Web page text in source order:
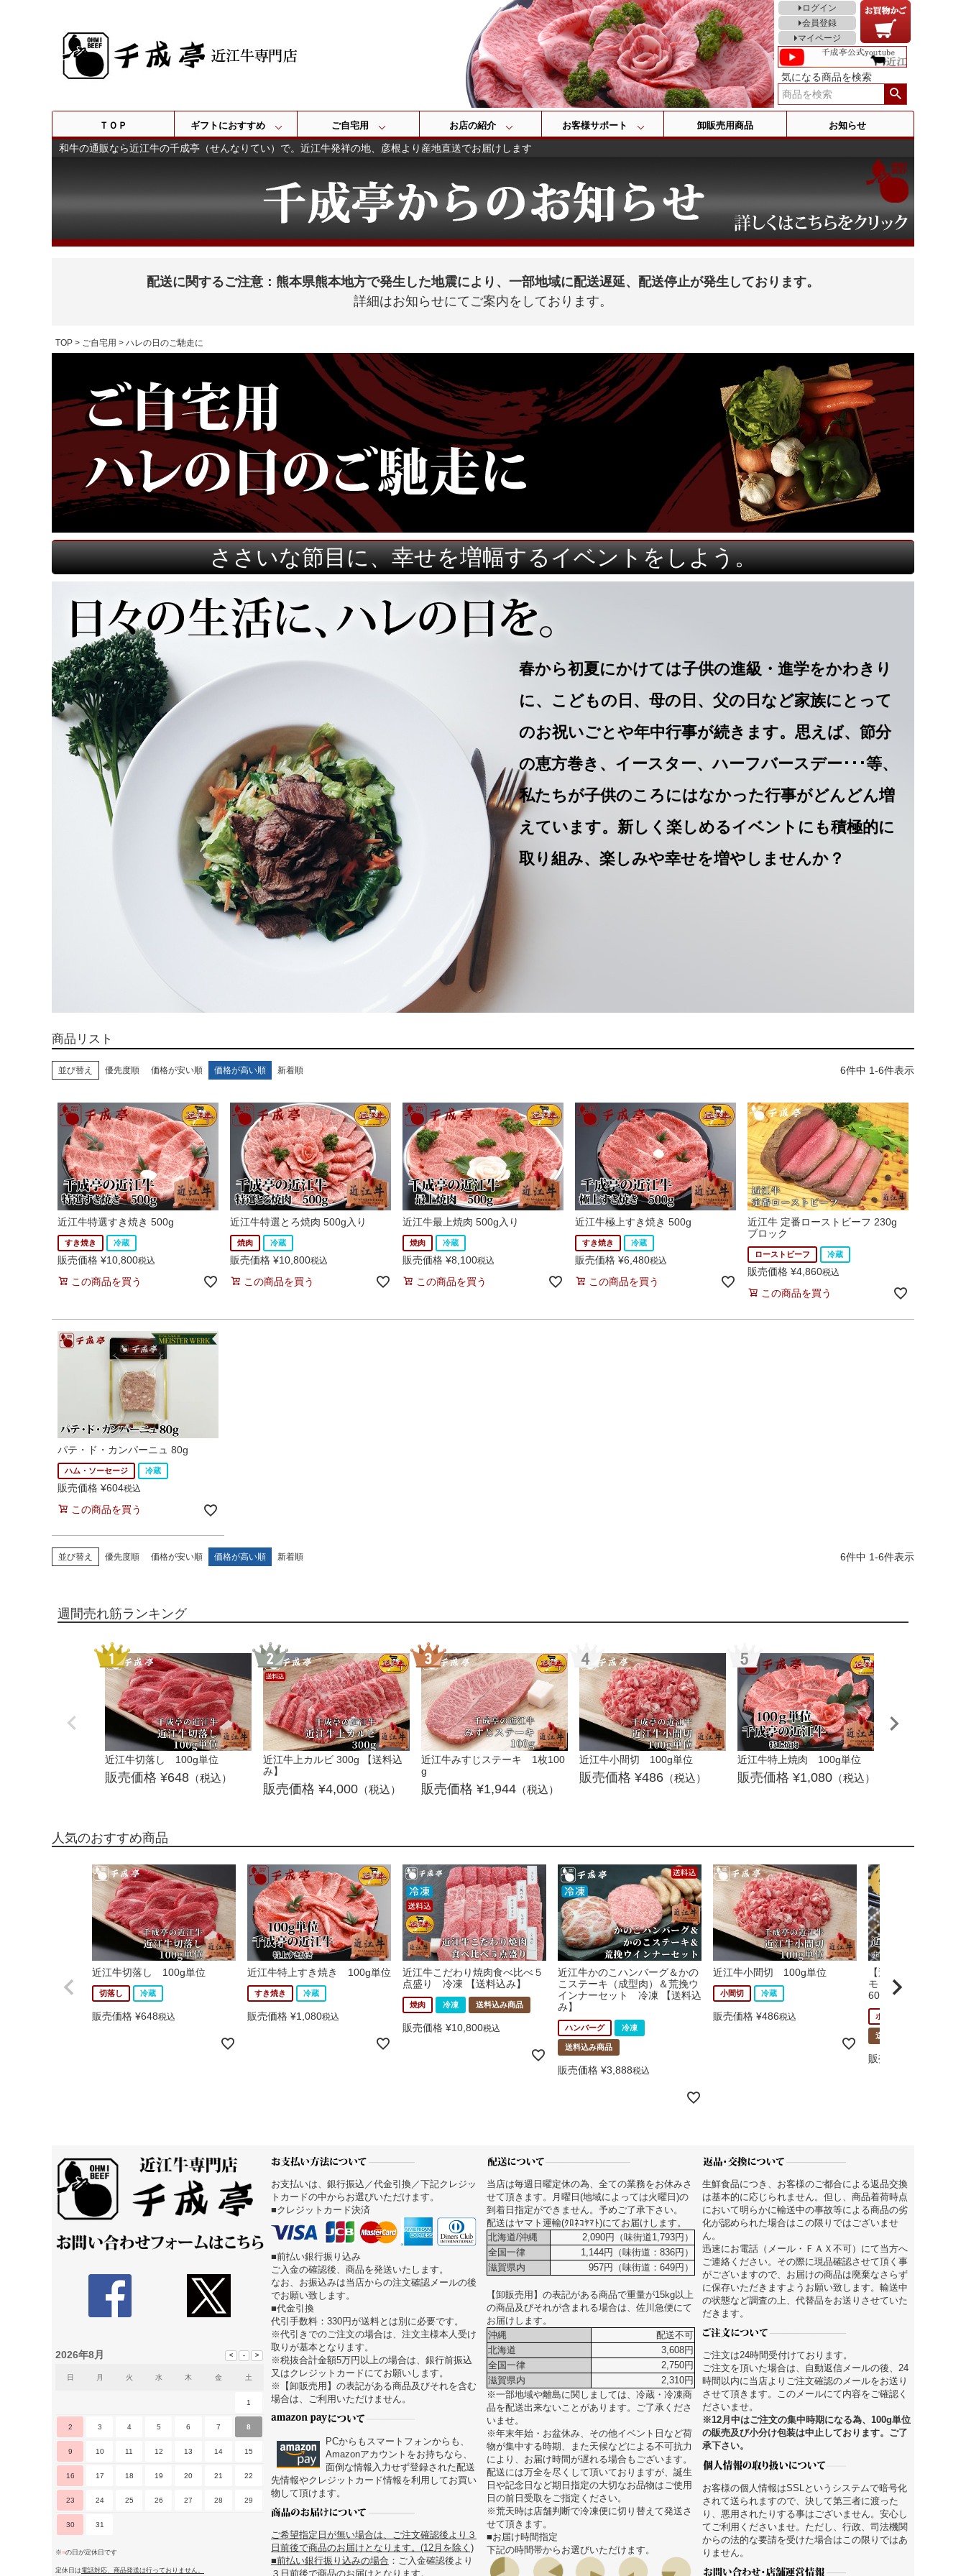
ログイン
会員登録
マイページ
気になる商品を検索
検索
ＴＯＰ ギフトにおすすめ ご自宅用 お店の紹介 お客様サポート 卸販売用商品 お知らせ
和牛の通販なら近江牛の千成亭（せんなりてい）で。近江牛発祥の地、彦根より産地直送でお届けします
配送に関するご注意：熊本県熊本地方で発生した地震により、一部地域に配送遅延、配送停止が発生しております。
詳細はお知らせにてご案内をしております。
TOP ご自宅用 ハレの日のご馳走に
ささいな節目に、幸せを増幅するイベントをしよう。
春から初夏にかけては子供の進級・進学をかわきり
に、こどもの日、母の日、父の日など家族にとって
のお祝いごとや年中行事が続きます。思えば、節分
の恵方巻き、イースター、ハーフバースデー･･･等、
私たちが子供のころにはなかった行事がどんどん増
えています。新しく楽しめるイベントにも積極的に
取り組み、楽しみや幸せを増やしませんか？
並び替え 優先度順 価格が安い順 価格が高い順 新着順 6件中 1-6件表示
近江牛特選すき焼き 500g
すき焼き 冷蔵
販売価格 ¥10,800税込
この商品を買う
近江牛特選とろ焼肉 500g入り
焼肉 冷蔵
販売価格 ¥10,800税込
この商品を買う
近江牛最上焼肉 500g入り
焼肉 冷蔵
販売価格 ¥8,100税込
この商品を買う
近江牛極上すき焼き 500g
すき焼き 冷蔵
販売価格 ¥6,480税込
この商品を買う
近江牛 定番ローストビーフ 230g
ブロック
ローストビーフ 冷蔵
販売価格 ¥4,860税込
この商品を買う
パテ・ド・カンパーニュ 80g
ハム・ソーセージ 冷蔵
販売価格 ¥604税込
この商品を買う
並び替え 優先度順 価格が安い順 価格が高い順 新着順 6件中 1-6件表示
近江牛切落し 100g単位
648 （税込）
近江牛上カルビ 300g 【送料込
み】
4,000 （税込）
近江牛みすじステーキ 1枚100
g
1,944 （税込）
近江牛小間切 100g単位
486 （税込）
近江牛特上焼肉 100g単位
1,080 （税込）
人気のおすすめ商品
近江牛切落し 100g単位
切落し 冷蔵
販売価格 ¥648税込
近江牛特上すき焼き 100g単位
すき焼き 冷蔵
販売価格 ¥1,080税込
近江牛こだわり焼肉食べ比べ５
点盛り 冷凍 【送料込み】
焼肉 冷凍 送料込み商品
販売価格 ¥10,800税込
近江牛かのこハンバーグ＆かの
こステーキ（成型肉）＆荒挽ウ
インナーセット 冷凍 【送料込
み】
ハンバーグ 冷凍
送料込み商品
販売価格 ¥3,888税込
近江牛小間切 100g単位
小間切 冷蔵
販売価格 ¥486税込
【送料込み】近江牛
モン（小腸）味噌ダ
600g（300g×2P）冷
ホルモン
送料込み商品
販売価格
2026年8月
日 月 火 水 木 金 土
1
2 3 4 5 6 7 8
9 10 11 12 13 14 15
16 17 18 19 20 21 22
23 24 25 26 27 28 29
30 31
※ ■の日が定休日です
定休日は 電話対応、商品発送は行っておりません。
お支払いは、銀行振込／代金引換／下記クレジッ
トカードの中からお選びいただけます。
■クレジットカード決済
■前払い銀行振り込み
ご入金の確認後、商品を発送いたします。
なお、お振込みは当店からの注文確認メールの後
でお願い致します。
■代金引換
代引手数料：330円が送料とは別に必要です。
※代引きでのご注文の場合は、注文主様本人受け
取りが基本となります。
※税抜合計金額5万円以上の場合は、銀行前振込
又はクレジットカードにてお願いします。
※【卸販売用】の表記がある商品及びそれを含む
場合は、ご利用いただけません。
PCからもスマートフォンからも、
Amazonアカウントをお持ちなら、
面倒な情報入力せず登録された配送
先情報やクレジットカード情報を利用してお買い
物して頂けます。
ご希望指定日が無い場合は、ご注文確認後より３
日前後で商品のお届けとなります。(12月を除く)
■前払い銀行振り込みの場合 ：ご入金確認後より
３日前後で商品のお届けとなります。
当店は毎週日曜定休の為、全ての業務をお休みさ
せて頂きます。月曜日(地域によっては火曜日)の
到着日指定ができません。予めご了承下さい。
配送はヤマト運輸(ｸﾛﾈｺﾔﾏﾄ)にてお届けします。
北海道/沖縄
2,090円（味街道1,793円）
全国一律
1,144円（味街道：836円）
滋賀県内
957円（味街道：649円）
【卸販売用】の表記がある商品で重量が15kg以上
の商品及びそれが含まれる場合は、佐川急便にて
お届けします。
沖縄
配送不可
北海道
3,608円
全国一律
2,750円
滋賀県内
2,310円
※一部地域や離島に関しましては、冷蔵・冷凍商
品を配送出来ないことがあります。ご了承くださ
いませ。
※年末年始・お盆休み、その他イベント日など荷
物が集中する時期、また天候などによる不可抗力
により、お届け時間が遅れる場合もございます。
配送には万全を尽くして頂いておりますが、誕生
日や記念日など期日指定の大切なお品物はご使用
日の前日受取をご指定ください。
※荒天時は店舗判断で冷凍便に切り替えて発送さ
せて頂きます。
■お届け時間指定
下記の時間帯からお選びいただけます。
生鮮食品につき、お客様のご都合による返品交換
は基本的に応じられません。但し、商品着荷時点
において明らかに輸送中の事故等による商品の劣
化が認められた場合はこの限りではございませ
ん。
迅速にお電話（メール・ＦＡＸ不可）にて当方へ
ご連絡ください。その際に現品確認させて頂く事
がございますので、お届けの商品は廃棄なさらず
に保存いただきますようお願い致します。輸送中
の状態など調査の上、代替品をお送りさせていた
だきます。
ご注文は24時間受付けております。
ご注文を頂いた場合は、自動返信メールの後、24
時間以内に当店よりご注文確認のメールをお送り
させて頂きます。このメールにて内容をご確認く
ださいませ。
※12月中はご注文の集中時期になる為、100g単位
の販売及び小分け包装は中止しております。ご了
承下さい。
お客様の個人情報はSSLというシステムで暗号化
されて送られますので、決して第三者に渡った
り、悪用されたりする事はございません。安心し
てご利用くださいませ。ただし、行政、司法機関
からの法的な要請を受けた場合はこの限りではあ
りません。